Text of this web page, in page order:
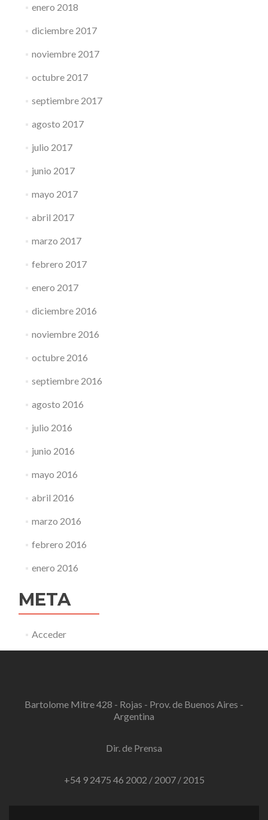
enero 2018
diciembre 2017
noviembre 2017
octubre 2017
septiembre 2017
agosto 2017
julio 2017
junio 2017
mayo 2017
abril 2017
marzo 2017
febrero 2017
enero 2017
diciembre 2016
noviembre 2016
octubre 2016
septiembre 2016
agosto 2016
julio 2016
junio 2016
mayo 2016
abril 2016
marzo 2016
febrero 2016
enero 2016
META
Acceder
Bartolome Mitre 428 - Rojas - Prov. de Buenos Aires -
Argentina
Dir. de Prensa
+54 9 2475 46 2002 / 2007 / 2015